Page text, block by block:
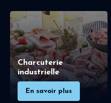
Charcuterie
industrielle
En savoir plus